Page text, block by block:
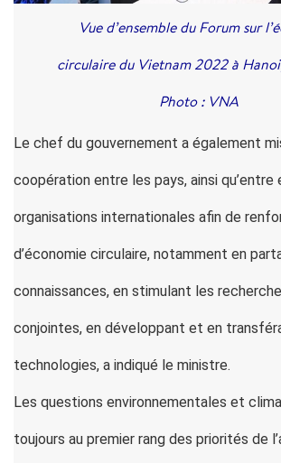
Vue d’ensemble du Forum sur
circulaire du Vietnam 2022 à
Photo : VNA
Le chef du gouvernement a également
coopération entre les pays, ainsi qu’entre
organisations internationales afin de
d’économie circulaire, notamment en
connaissances, en stimulant les
conjointes, en développant et en
technologies, a indiqué le ministre.
Les questions environnementales et
toujours au premier rang des priorités de